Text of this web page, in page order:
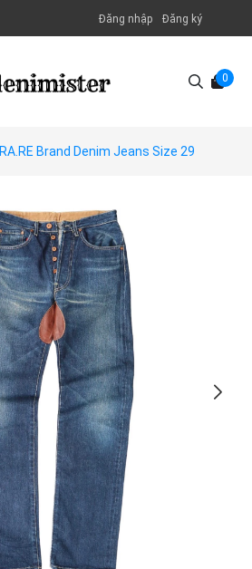
Đăng nhập Đăng ký
0
RA.RE Brand Denim Jeans Size 29